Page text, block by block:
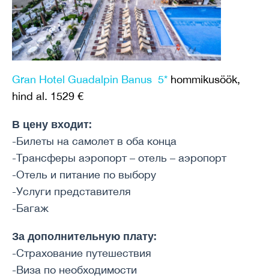
Gran Hotel Guadalpin Banus 5* hommikusöök,
hind al. 1529 €
В цену входит:
-Билеты на самолет в оба конца
-Трансферы аэропорт – отель – аэропорт
-Отель и питание по выбору
-Услуги представителя
-Багаж
За дополнительную плату:
-Страхование путешествия
-Виза по необходимости